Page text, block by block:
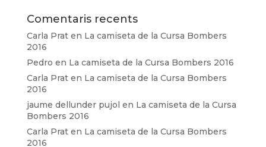
Comentaris recents
Carla Praten La camiseta de la Cursa Bombers
2016
Pedro en La camiseta de la Cursa Bombers 2016
Carla Praten La camiseta de la Cursa Bombers
2016
jaume dellunder pujol en La camiseta de la Cursa
Bombers 2016
Carla Praten La camiseta de la Cursa Bombers
2016